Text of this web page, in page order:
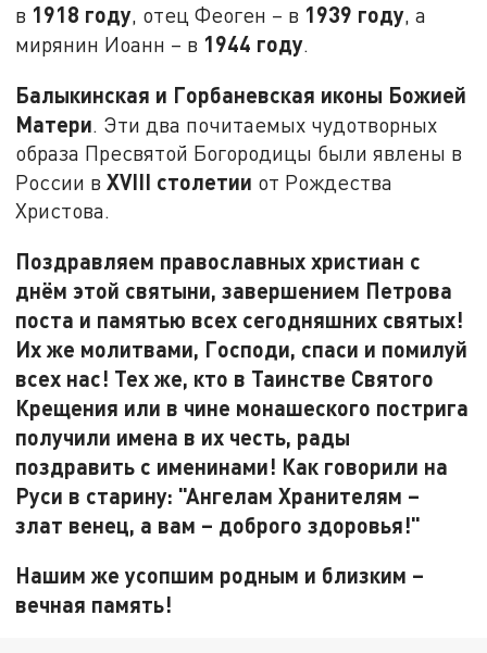
в 1918 году, отец Феоген – в 1939 году, а
мирянин Иоанн – в 1944 году.
Балыкинская и Горбаневская иконы Божией
Матери. Эти два почитаемых чудотворных
образа Пресвятой Богородицы были явлены в
России вXVIII столетии от Рождества
Христова.
Поздравляем православных христиан с
днём этой святыни, завершением Петрова
поста и памятью всех сегодняшних святых!
Их же молитвами, Господи, спаси и помилуй
всех нас! Тех же, кто в Таинстве Святого
Крещения или в чине монашеского пострига
получили имена в их честь, рады
поздравить с именинами! Как говорили на
Руси в старину: "Ангелам Хранителям –
злат венец, а вам – доброго здоровья!"
Нашим же усопшим родным и близким –
вечная память!